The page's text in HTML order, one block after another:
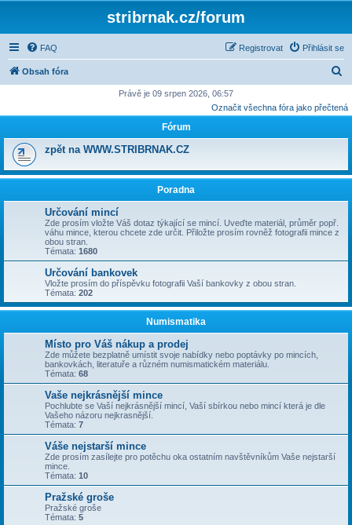
stribrnak.cz/forum
FAQ Přihlásit se
Registrovat
Obsah fóra
e
Právě je 09 srpen 2026, 06:57
Označit všechna fóra jako přečtená
Fórum
zpět na WWW.STRIBRNAK.CZ
Poradna
Určování mincí
Zde prosím vložte Váš dotaz týkající se mincí. Uveďte materiál, průměr popř.
váhu mince, kterou chcete zde určit. Přiložte prosím rovněž fotografii mince z
obou stran.
Témata: 1680
Určování bankovek
Vložte prosím do příspěvku fotografii Vaší bankovky z obou stran.
Témata: 202
Numismatika
Místo pro Váš nákup a prodej
Zde můžete bezplatně umístit svoje nabídky nebo poptávky po mincích,
bankovkách, literatuře a různém numismatickém materiálu.
Témata: 68
Vaše nejkrásnější mince
Pochlubte se Vaší nejkrásnější mincí, Vaší sbírkou nebo mincí která je dle
Vašeho názoru nejkrasnější.
Témata: 7
Váše nejstarší mince
Zde prosím zasílejte pro potěchu oka ostatním navštěvníkům Vaše nejstarší
mince.
Témata: 10
Pražské groše
Pražské groše
Témata: 5